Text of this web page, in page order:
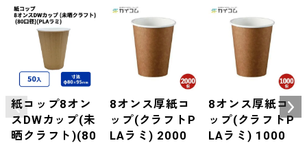
紙コップ8オン
スDWカップ(未
晒クラフト)(80
8オンス厚紙コ
ップ(クラフトP
LAラミ) 2000
8オンス厚紙コ
ップ(クラフトP
LAラミ) 1000